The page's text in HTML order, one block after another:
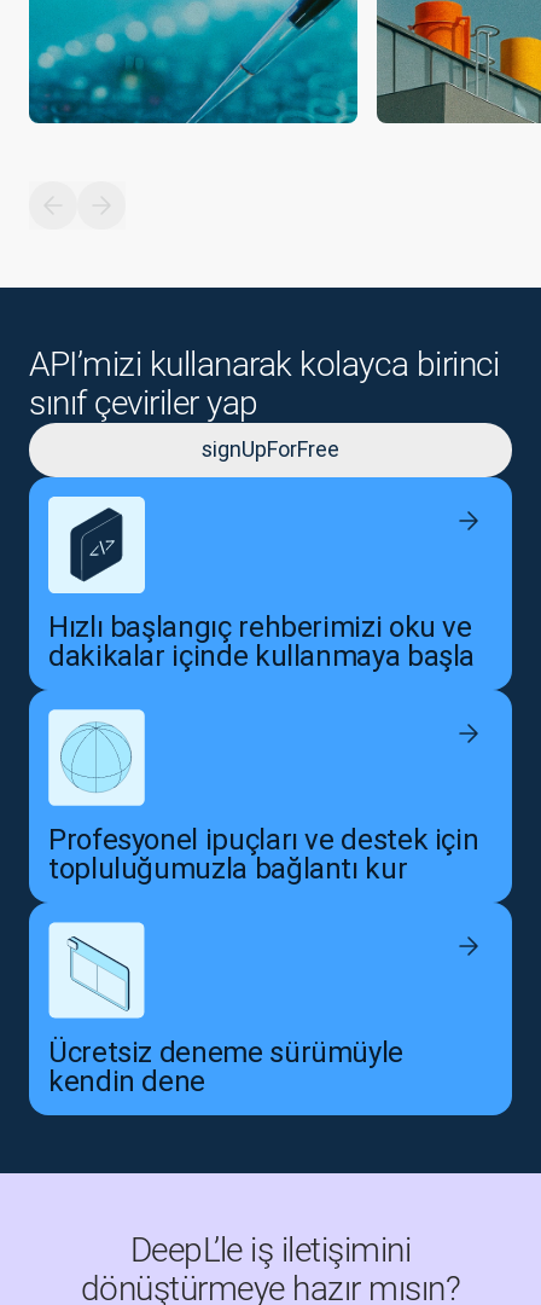
API’mizi kullanarak kolayca birinci
sınıf çeviriler yap
signUpForFree
Hızlı başlangıç rehberimizi oku ve
dakikalar içinde kullanmaya başla
Profesyonel ipuçları ve destek için
topluluğumuzla bağlantı kur
Ücretsiz deneme sürümüyle
kendin dene
DeepL’le iş iletişimini
dönüştürmeye hazır mısın?